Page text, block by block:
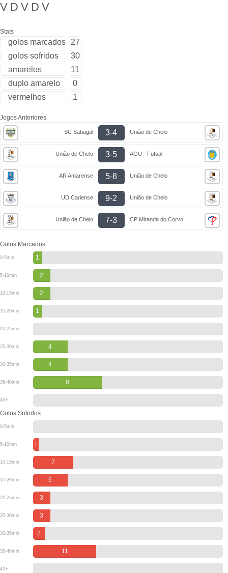
V D V D V
Stats
golos marcados
27
golos sofridos
30
amarelos
11
duplo amarelo
0
vermelhos
1
Jogos Anteriores
SC Sabugal 3-4 União de Chelo
União de Chelo 3-5 AGU - Futsal
AR Amarense 5-8 União de Chelo
UD Cariense 9-2 União de Chelo
União de Chelo 7-3 CP Miranda do Corvo
Golos Marcados
0-5min 1
5-10min 2
10-15min 2
15-20min 1
20-25min
25-30min 4
30-35min 4
35-40min 8
40+
Golos Sofridos
0-5min
5-10min 1
10-15min 7
15-20min 6
20-25min 3
25-30min 3
30-35min 2
35-40min 11
40+